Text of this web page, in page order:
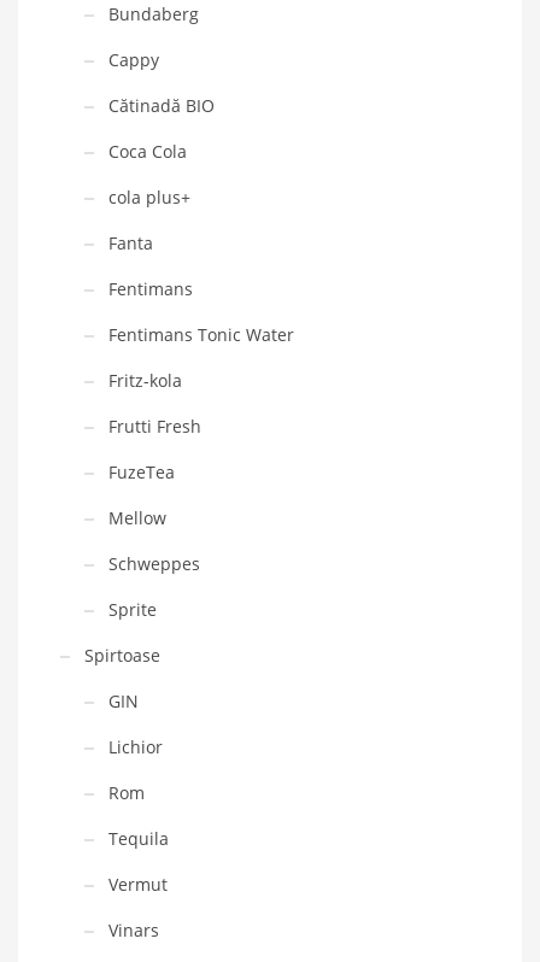
Bundaberg
Cappy
Cătinadă BIO
Coca Cola
cola plus+
Fanta
Fentimans
Fentimans Tonic Water
Fritz-kola
Frutti Fresh
FuzeTea
Mellow
Schweppes
Sprite
Spirtoase
GIN
Lichior
Rom
Tequila
Vermut
Vinars